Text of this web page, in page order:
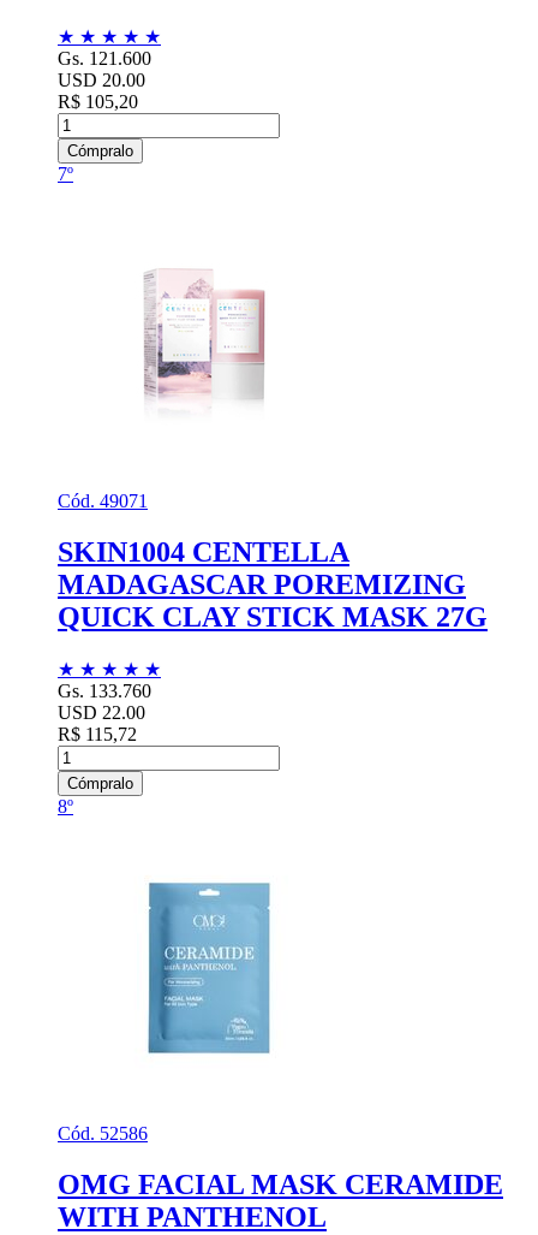
★ ★ ★ ★ ★
Gs. 121.600
USD 20.00
R$ 105,20
Cómpralo
7º
Cód. 49071
SKIN1004 CENTELLA
MADAGASCAR POREMIZING
QUICK CLAY STICK MASK 27G
★ ★ ★ ★ ★
Gs. 133.760
USD 22.00
R$ 115,72
Cómpralo
8º
Cód. 52586
OMG FACIAL MASK CERAMIDE
WITH PANTHENOL